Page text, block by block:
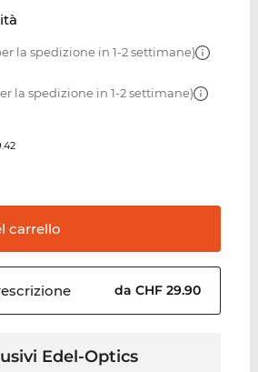
la spedizione in 1-2 settimane)
la spedizione in 1-2 settimane)
carrello
da CHF 29.90
Edel-Optics